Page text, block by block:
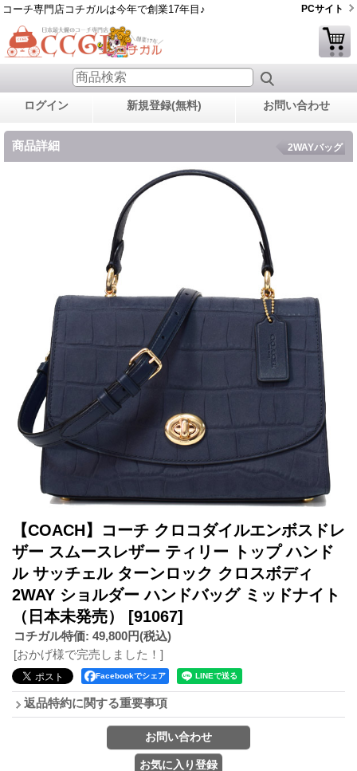
コーチ専門店コチガルは今年で創業17年目♪ PCサイト
ログイン 新規登録(無料) お問い合わせ
商品詳細 2WAYバッグ
【COACH】コーチ クロコダイルエンボスドレ
ザー スムースレザー ティリー トップ ハンド
ル サッチェル ターンロック クロスボディ
2WAY ショルダー ハンドバッグ ミッドナイト
（日本未発売） [91067]
コチガル特価: 49,800円(税込)
[おかげ様で完売しました！]
Facebookでシェア
返品特約に関する重要事項